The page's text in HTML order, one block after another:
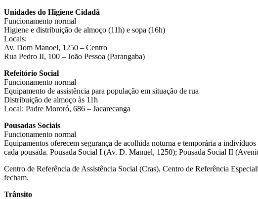
Unidades do Higiene Cidadã
Funcionamento normal
Higiene e distribuição de almoço (11h) e sopa (16h)
Locais:
Av. Dom Manoel, 1250 – Centro
Rua Pedro II, 100 – João Pessoa (Parangaba)
Refeitório Social
Funcionamento normal
Equipamento de assistência para população em situação de rua
Distribuição de almoço às 11h
Local: Padre Mororó, 686 – Jacarecanga
Pousadas Sociais
Funcionamento normal
Equipamentos oferecem segurança de acolhida noturna e temporária a
cada pousada. Pousada Social I (Av. D. Manuel, 1250); Pousada Social II
Centro de Referência de Assistência Social (Cras), Centro de Referência
fecham.
Trânsito